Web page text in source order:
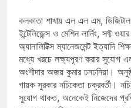
কলকাতা শাখায় এল এল এম, ডিজিটাল
ইন্টেলিজেন্স ও মেশিন লার্নিং, সফ্ট
অ্যানালিটিক্স ম্যানেজমেন্ট ইত্যাদি
মধ্যে খরচে লক্ষ্যপূরণ করার সুযোগ
অংশীদার অজয় কুমার ঢনঢনিয়া।
গায়ক সুরকার নচিকেতা চক্রবর্তী।
সুযোগ থাকত, অনেকেই নিজেদের